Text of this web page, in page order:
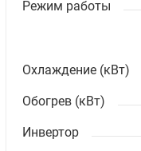
Режим работы
Охлаждение (кВт)
Обогрев (кВт)
Инвертор